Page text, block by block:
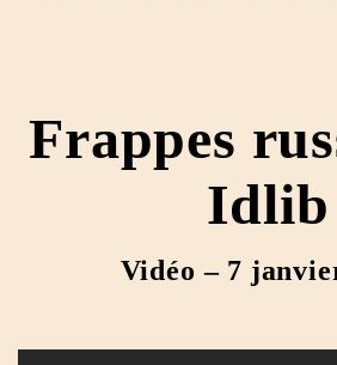
Frappes
Idlib
Vidéo – 7